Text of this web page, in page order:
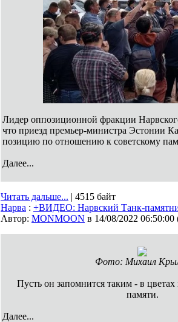
Лидер оппозиционной фракции
что приезд премьер-министра Эстонии
позицию по отношению к советскому
Далее...
Читать дальше... | 4515 байт
Нарва : +ВИДЕО: Нарвский Танк-
Автор: MONMOON в 14/08/2022 06:50:00
Фото: Михаил
Пусть он запомнится таким - в цветах
памяти.
Далее...